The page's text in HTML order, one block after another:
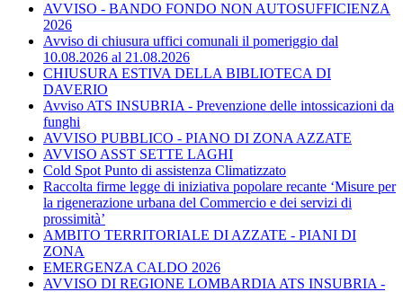
AVVISO - BANDO FONDO NON AUTOSUFFICIENZA
2026
Avviso di chiusura uffici comunali il pomeriggio dal
10.08.2026 al 21.08.2026
CHIUSURA ESTIVA DELLA BIBLIOTECA DI
DAVERIO
Avviso ATS INSUBRIA - Prevenzione delle intossicazioni da
funghi
AVVISO PUBBLICO - PIANO DI ZONA AZZATE
AVVISO ASST SETTE LAGHI
Cold Spot Punto di assistenza Climatizzato
Raccolta firme legge di iniziativa popolare recante ‘Misure per
la rigenerazione urbana del Commercio e dei servizi di
prossimità’
AMBITO TERRITORIALE DI AZZATE - PIANI DI
ZONA
EMERGENZA CALDO 2026
AVVISO DI REGIONE LOMBARDIA ATS INSUBRIA -